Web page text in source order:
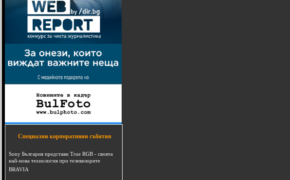
Специални корпоративни събития
Sony България представи True RGB - своята
най-нова технология при телевизорите
BRAVIA